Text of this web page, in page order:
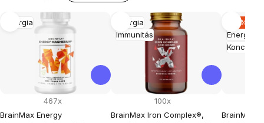
Energia
BrainMax Energy
467x
Energia
Immunitás
BrainMax Iron Complex®,
100x
Energia
–19%
BrainMax